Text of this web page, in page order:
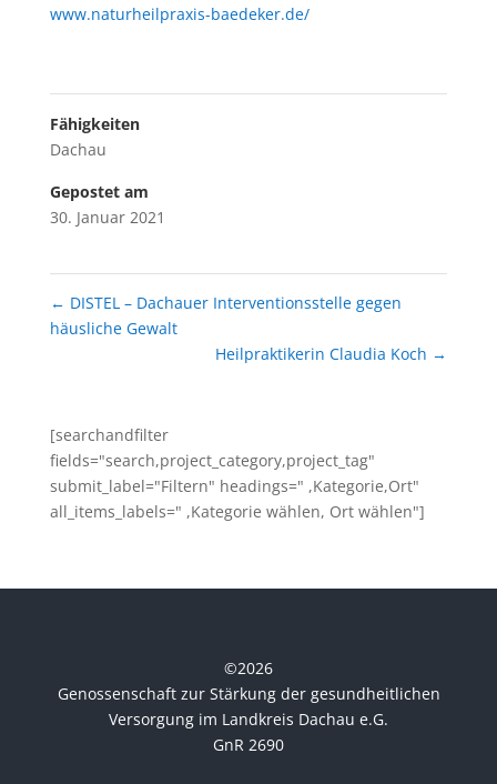
www.naturheilpraxis-baedeker.de/
Fähigkeiten
Dachau
Gepostet am
30. Januar 2021
← DISTEL – Dachauer Interventionsstelle gegen
häusliche Gewalt
Heilpraktikerin Claudia Koch →
[searchandfilter
fields="search,project_category,project_tag"
submit_label="Filtern" headings=" ,Kategorie,Ort"
all_items_labels=" ,Kategorie wählen, Ort wählen"]
©2026
Genossenschaft zur Stärkung der gesundheitlichen
Versorgung im Landkreis Dachau e.G.
GnR 2690